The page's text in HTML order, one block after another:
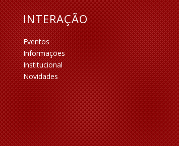
INTERAÇÃO
Eventos
Informações
Institucional
Novidades